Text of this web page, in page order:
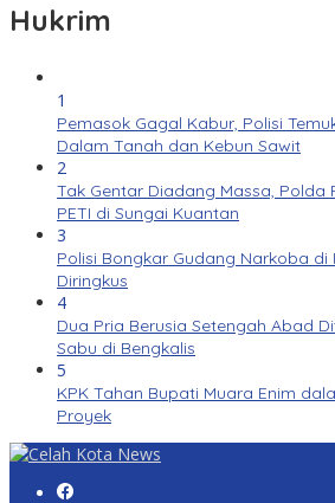
Hukrim
1
Pemasok Gagal Kabur, Polisi
Dalam Tanah dan Kebun Sawit
2
Tak Gentar Diadang Massa, Polda
PETI di Sungai Kuantan
3
Polisi Bongkar Gudang Narkoba di
Diringkus
4
Dua Pria Berusia Setengah Abad
Sabu di Bengkalis
5
KPK Tahan Bupati Muara Enim
Proyek